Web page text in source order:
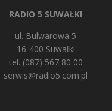
RADIO 5 SUWAŁKI
ul. Bulwarowa 5
16-400 Suwałki
tel. (087) 567 80 00
serwis@radio5.com.pl